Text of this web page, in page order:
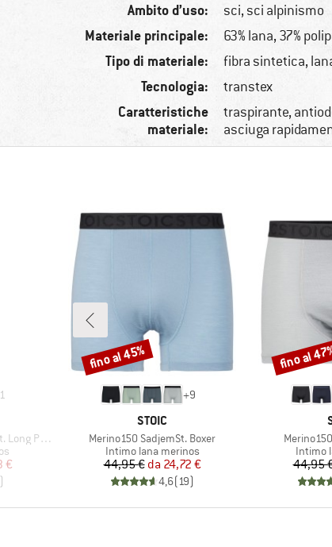
Ambito d’uso: sci, sci alpinismo
Materiale principale: 63% lana, 37%
Tipo di materiale: fibra sintetica,
Tecnologia: transtex
Caratteristiche
materiale:
traspirante,
asciuga
1
Pants
€
+9
MARCHIO
STOIC
Articolo
Merino150 SadjemSt. Boxer
Gruppo di prodotti
Intimo lana merinos
Prezzo
44,95 € Prezzo ridotto
da 24,72 €
4,6(19)
Sconto
fino al 45%
Articolo
Intimo
44,95
Sconto
fino al